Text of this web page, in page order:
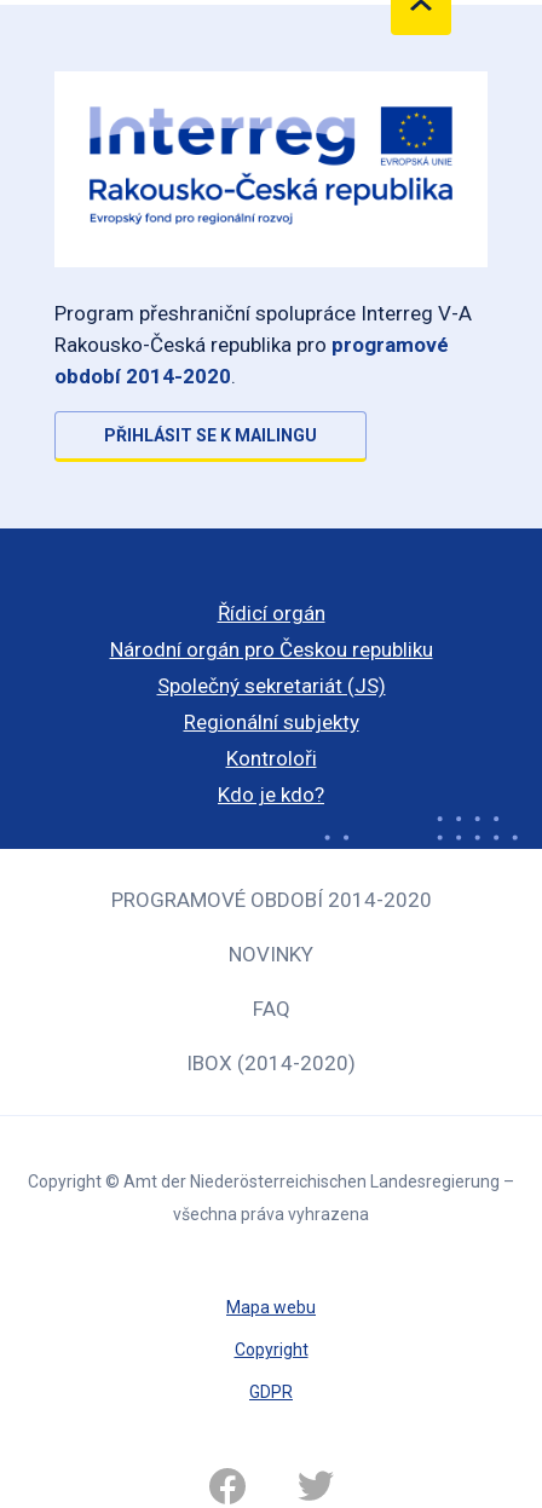
Program přeshraniční spolupráce Interreg V-A
Rakousko-Česká republika pro programové
období 2014-2020.
PŘIHLÁSIT SE K MAILINGU
Řídicí orgán
Národní orgán pro Českou republiku
Společný sekretariát (JS)
Regionální subjekty
Kontroloři
Kdo je kdo?
PROGRAMOVÉ OBDOBÍ 2014-2020
NOVINKY
FAQ
IBOX (2014-2020)
Copyright © Amt der Niederösterreichischen Landesregierung –
všechna práva vyhrazena
Mapa webu
Copyright
GDPR